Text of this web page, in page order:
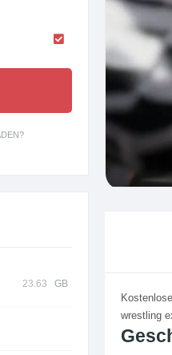
wrestling
23.63 GB